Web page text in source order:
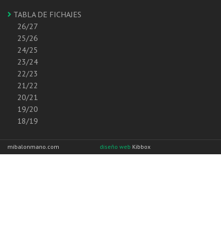
TABLA DE FICHAJES
26/27
25/26
24/25
23/24
22/23
21/22
20/21
19/20
18/19
mibalonmano.com diseño web Kibbox